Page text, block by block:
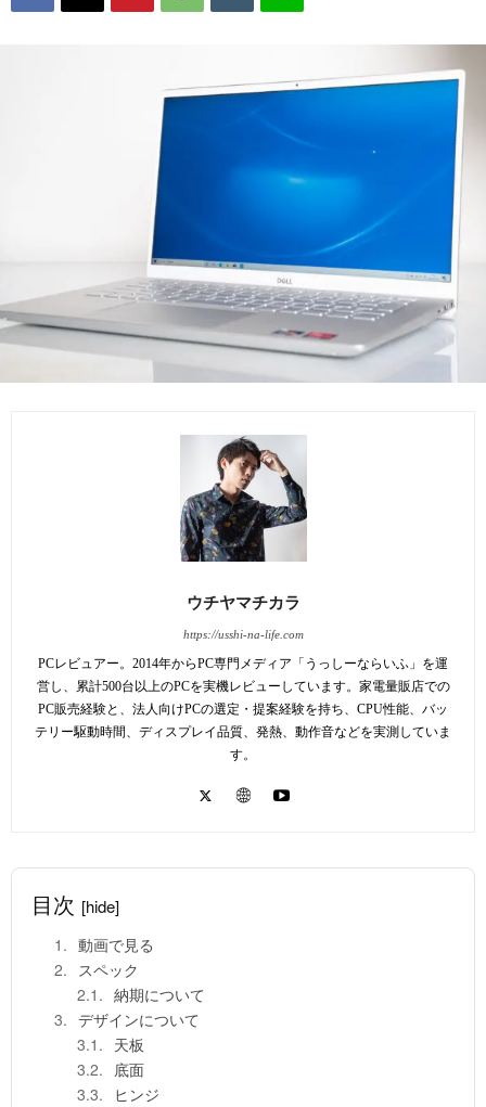
ウチヤマチカラ
https://usshi-na-life.com
PCレビュアー。2014年からPC専門メディア「うっしーならいふ」を運
営し、累計500台以上のPCを実機レビューしています。家電量販店での
PC販売経験と、法人向けPCの選定・提案経験を持ち、CPU性能、バッ
テリー駆動時間、ディスプレイ品質、発熱、動作音などを実測していま
す。
目次 [hide]
動画で見る
スペック
納期について
デザインについて
天板
底面
ヒンジ